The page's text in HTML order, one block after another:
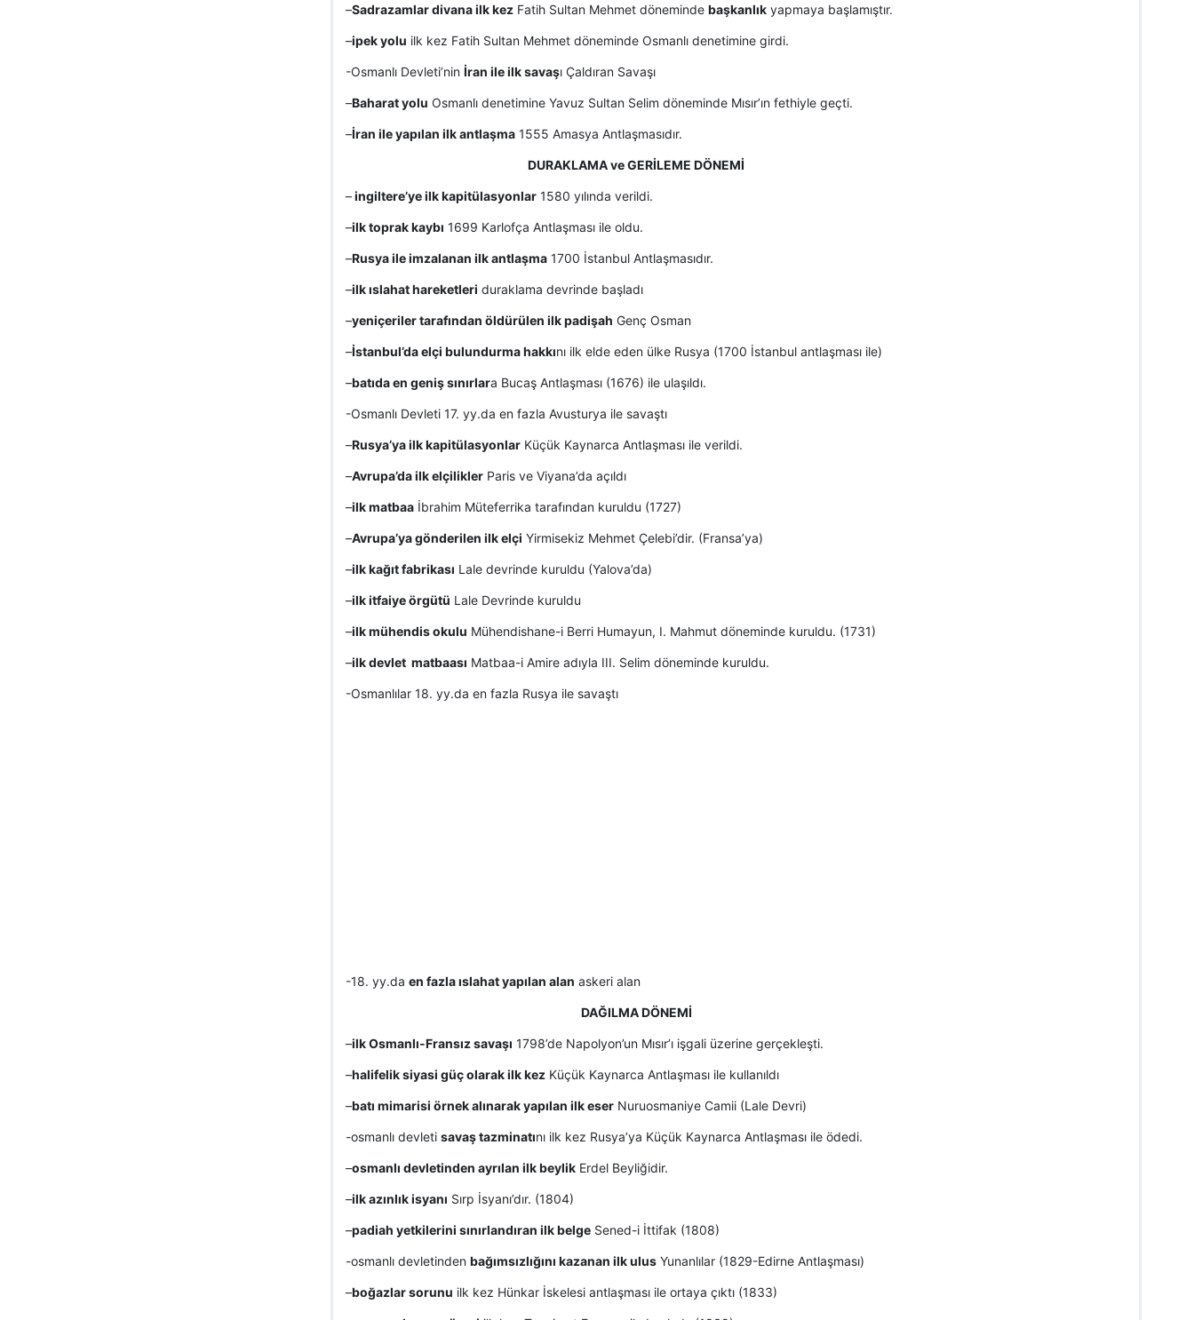
–Sadrazamlar divana ilk kezFatih Sultan Mehmet döneminde başkanlıkyapmaya başlamıştır.
–ipek yolu ilk kez Fatih Sultan Mehmet döneminde Osmanlı denetimine girdi.
-Osmanlı Devleti’nin İran ile ilk savaşı Çaldıran Savaşı
–Baharat yolu Osmanlı denetimine Yavuz Sultan Selim döneminde Mısır’ın fethiyle geçti.
–İran ile yapılan ilk antlaşma1555 Amasya Antlaşmasıdır.
DURAKLAMA ve GERİLEME DÖNEMİ
–ingiltere’ye ilk kapitülasyonlar1580 yılında verildi.
–ilk toprak kaybı 1699 Karlofça Antlaşması ile oldu.
–Rusya ile imzalanan ilk antlaşma1700 İstanbul Antlaşmasıdır.
–ilk ıslahat hareketleri duraklama devrinde başladı
–yeniçeriler tarafından öldürülen ilk padişah Genç Osman
–İstanbul’da elçi bulundurma hakkını ilk elde eden ülke Rusya (1700 İstanbul antlaşması ile)
–batıda en geniş sınırlara Bucaş Antlaşması (1676) ile ulaşıldı.
-Osmanlı Devleti 17. yy.da en fazla Avusturya ile savaştı
–Rusya’ya ilk kapitülasyonlarKüçük Kaynarca Antlaşması ile verildi.
–Avrupa’da ilk elçiliklerParis ve Viyana’da açıldı
–ilk matbaaİbrahim Müteferrika tarafından kuruldu (1727)
–Avrupa’ya gönderilen ilk elçi Yirmisekiz Mehmet Çelebi’dir. (Fransa’ya)
–ilk kağıt fabrikası Lale devrinde kuruldu (Yalova’da)
–ilk itfaiye örgütü Lale Devrinde kuruldu
–ilk mühendis okulu Mühendishane-i Berri Humayun, I. Mahmut döneminde kuruldu. (1731)
–ilk devlet matbaası Matbaa-i Amire adıyla III. Selim döneminde kuruldu.
-Osmanlılar 18. yy.da en fazla Rusya ile savaştı
-18. yy.da en fazla ıslahat yapılan alan askeri alan
DAĞILMA DÖNEMİ
–ilk Osmanlı-Fransız savaşı 1798’de Napolyon’un Mısır’ı işgali üzerine gerçekleşti.
–halifelik siyasi güç olarak ilk kezKüçük Kaynarca Antlaşması ile kullanıldı
–batı mimarisi örnek alınarak yapılan ilk eserNuruosmaniye Camii (Lale Devri)
-osmanlı devleti savaş tazminatını ilk kez Rusya’ya Küçük Kaynarca Antlaşması ile ödedi.
–osmanlı devletinden ayrılan ilk beylikErdel Beyliğidir.
–ilk azınlık isyanı Sırp İsyanı’dır. (1804)
–padiah yetkilerini sınırlandıran ilk belgeSened-i İttifak (1808)
-osmanlı devletinden bağımsızlığını kazanan ilk ulusYunanlılar (1829-Edirne Antlaşması)
–boğazlar sorunu ilk kez Hünkar İskelesi antlaşması ile ortaya çıktı (1833)